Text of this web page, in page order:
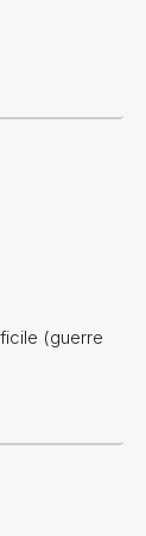
(guerre